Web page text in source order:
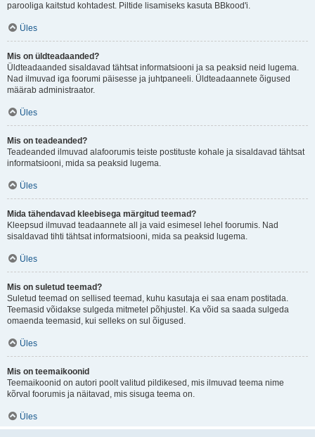
parooliga kaitstud kohtadest. Piltide lisamiseks kasuta BBkood'i.
Üles
Mis on üldteadaanded?
Üldteadaanded sisaldavad tähtsat informatsiooni ja sa peaksid neid lugema.
Nad ilmuvad iga foorumi päisesse ja juhtpaneeli. Üldteadaannete õigused
määrab administraator.
Üles
Mis on teadeanded?
Teadeanded ilmuvad alafoorumis teiste postituste kohale ja sisaldavad tähtsat
informatsiooni, mida sa peaksid lugema.
Üles
Mida tähendavad kleebisega märgitud teemad?
Kleepsud ilmuvad teadaannete all ja vaid esimesel lehel foorumis. Nad
sisaldavad tihti tähtsat informatsiooni, mida sa peaksid lugema.
Üles
Mis on suletud teemad?
Suletud teemad on sellised teemad, kuhu kasutaja ei saa enam postitada.
Teemasid võidakse sulgeda mitmetel põhjustel. Ka võid sa saada sulgeda
omaenda teemasid, kui selleks on sul õigused.
Üles
Mis on teemaikoonid
Teemaikoonid on autori poolt valitud pildikesed, mis ilmuvad teema nime
kõrval foorumis ja näitavad, mis sisuga teema on.
Üles